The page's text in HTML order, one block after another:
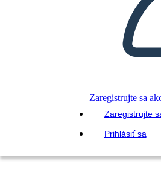
Zaregistrujte sa
Zaregistrujte
Prihlásiť sa